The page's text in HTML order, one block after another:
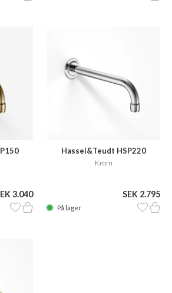
3.040
Hassel&Teudt HSP220
Krom
SEK 2.795
På lager